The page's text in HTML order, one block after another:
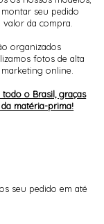
seu pedido
valor da compra.
organizados
fotos de alta
online.
o Brasil, graças
matéria-prima!
seu pedido em até